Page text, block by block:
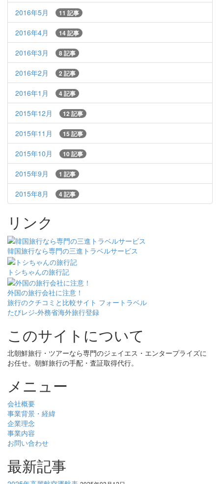
2016年5月 11 記事
2016年4月 14 記事
2016年3月 8 記事
2016年2月 2 記事
2016年1月 4 記事
2015年12月 12 記事
2015年11月 15 記事
2015年10月 10 記事
2015年9月 1 記事
2015年8月 4 記事
リンク
韓国旅行なら専門の三進トラベルサービス
トシちゃんの旅行記
外国の旅行会社に注意！
旅行のクチコミと比較サイト フォートラベル
たびレジ-外務省海外旅行登録
このサイトについて
北朝鮮旅行・ツアーなら専門のジェイエス・エンタープライズに
お任せ。朝鮮旅行の手配・査証取得代行。
メニュー
会社概要
事業背景・経緯
企業理念
事業内容
お問い合わせ
最新記事